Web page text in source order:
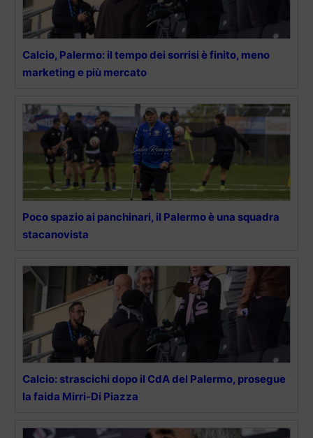
Calcio, Palermo: il tempo dei sorrisi è finito, meno
marketing e più mercato
Poco spazio ai panchinari, il Palermo è una squadra
stacanovista
Calcio: strascichi dopo il CdA del Palermo, prosegue
la faida Mirri-Di Piazza